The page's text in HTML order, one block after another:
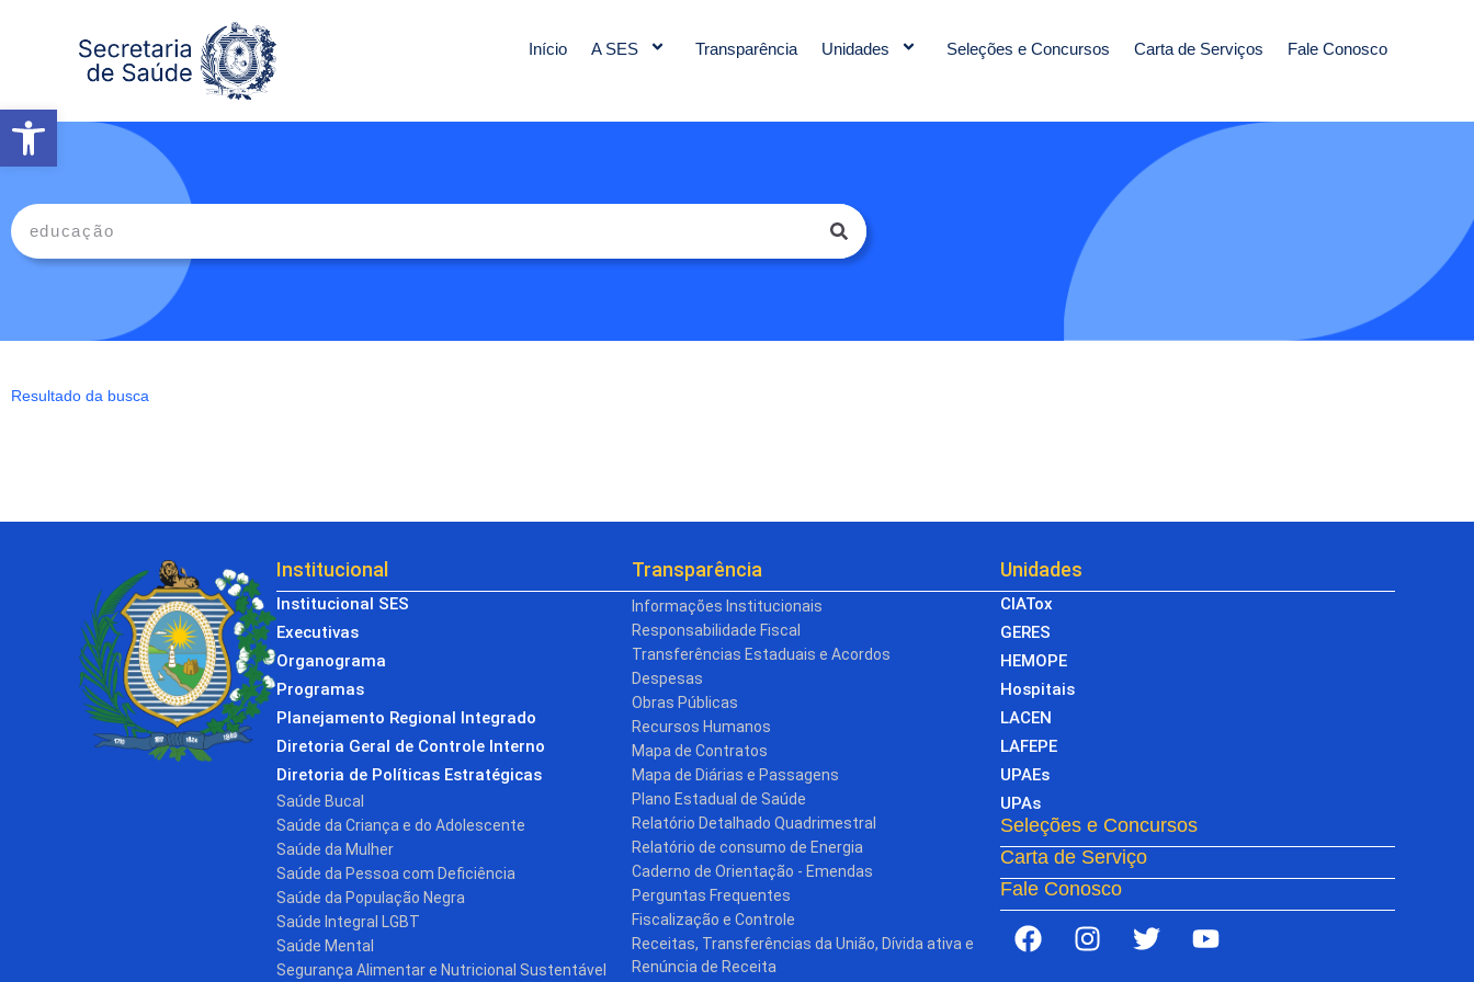
Abrir a barra de ferramentas
Início A SES Transparência Unidades Seleções e Concursos Carta de Serviços Fale Conosco
Resultado da busca
Institucional
Institucional SES
Executivas
Organograma
Programas
Planejamento Regional Integrado
Diretoria Geral de Controle Interno
Diretoria de Políticas Estratégicas
Saúde Bucal
Saúde da Criança e do Adolescente
Saúde da Mulher
Saúde da Pessoa com Deficiência
Saúde da População Negra
Saúde Integral LGBT
Saúde Mental
Segurança Alimentar e Nutricional Sustentável
Transparência
Informações Institucionais
Responsabilidade Fiscal
Transferências Estaduais e Acordos
Despesas
Obras Públicas
Recursos Humanos
Mapa de Contratos
Mapa de Diárias e Passagens
Plano Estadual de Saúde
Relatório Detalhado Quadrimestral
Relatório de consumo de Energia
Caderno de Orientação - Emendas
Perguntas Frequentes
Fiscalização e Controle
Receitas, Transferências da União, Dívida ativa e
Renúncia de Receita
Unidades
CIATox
GERES
HEMOPE
Hospitais
LACEN
LAFEPE
UPAEs
UPAs
Seleções e Concursos
Carta de Serviço
Fale Conosco